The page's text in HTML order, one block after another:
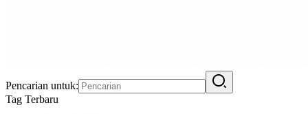
Pencarian untuk:
Tag Terbaru